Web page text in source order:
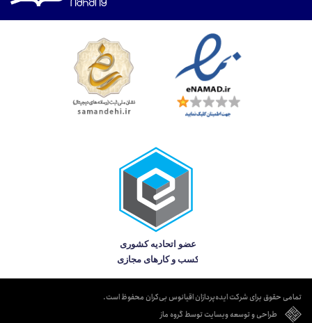
تمامی حقوق برای شرکت ایده‌پردازان اقیانوس بی‌کران محفوظ است.
طراحی و توسعه وبسایت توسط گروه ماز